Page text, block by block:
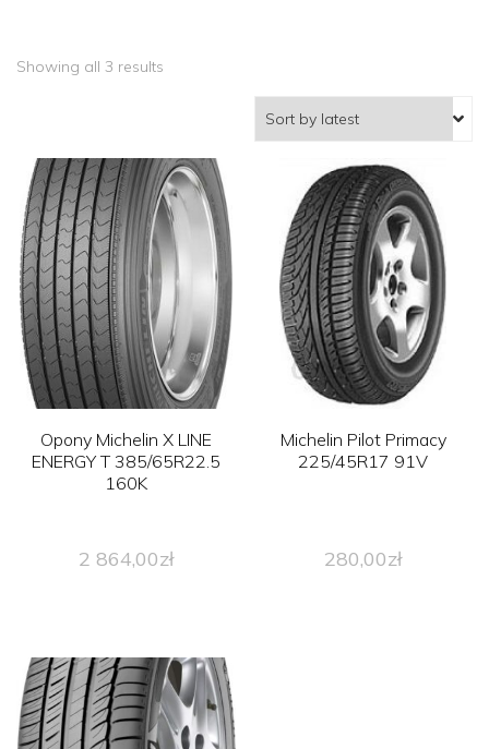
Showing all 3 results
Opony Michelin X LINE
ENERGY T 385/65R22.5
160K
2 864,00zł
Michelin Pilot Primacy
225/45R17 91V
280,00zł